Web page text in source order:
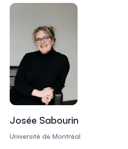
Josée Sabourin
Université de Montréal